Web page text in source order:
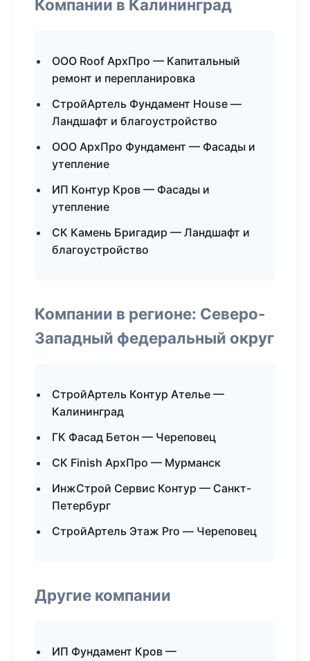
Компании в Калининград
ООО Roof АрхПро — Капитальный
ремонт и перепланировка
СтройАртель Фундамент House —
Ландшафт и благоустройство
ООО АрхПро Фундамент — Фасады и
утепление
ИП Контур Кров — Фасады и
утепление
СК Камень Бригадир — Ландшафт и
благоустройство
Компании в регионе: Северо-
Западный федеральный округ
СтройАртель Контур Ателье —
Калининград
ГК Фасад Бетон — Череповец
СК Finish АрхПро — Мурманск
ИнжСтрой Сервис Контур — Санкт-
Петербург
СтройАртель Этаж Pro — Череповец
Другие компании
ИП Фундамент Кров —